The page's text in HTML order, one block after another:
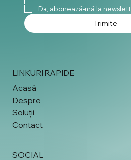
Da, abonează-mă la
Trimite
LINKURI RAPIDE
Acasă
Despre
Soluții
Contact
SOCIAL